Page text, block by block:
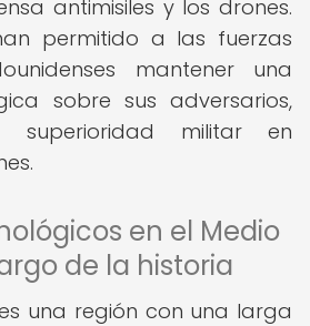
antimisiles y los drones.
permitido a las fuerzas
mantener una
sobre sus adversarios,
superioridad militar en
en el Medio
de la historia
una región con una larga